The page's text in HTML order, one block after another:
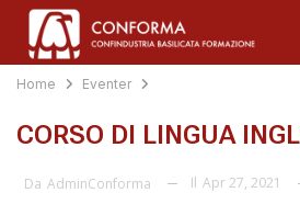
Home Eventer
CORSO DI LINGUA
Da AdminConforma Il Apr 27, 2021